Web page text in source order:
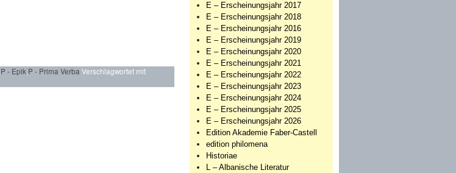
P - Epik P - Prima Verba Verschlagwortet mit
E – Erscheinungsjahr 2017
E – Erscheinungsjahr 2018
E – Erscheinungsjahr 2016
E – Erscheinungsjahr 2019
E – Erscheinungsjahr 2020
E – Erscheinungsjahr 2021
E – Erscheinungsjahr 2022
E – Erscheinungsjahr 2023
E – Erscheinungsjahr 2024
E – Erscheinungsjahr 2025
E – Erscheinungsjahr 2026
Edition Akademie Faber-Castell
edition philomena
Historiae
L – Albanische Literatur